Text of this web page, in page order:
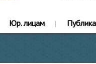
Юр. лицам